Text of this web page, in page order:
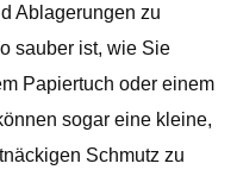
Ablagerungen zu
sauber ist, wie Sie
Papiertuch oder einem
sogar eine kleine,
Schmutz zu